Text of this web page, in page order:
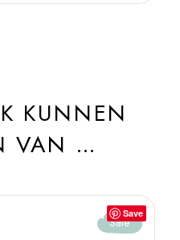
KUNNEN
VAN …
Save
Sale